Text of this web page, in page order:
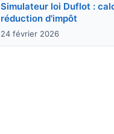
Simulateur loi Duflot :
réduction d'impôt
24 février 2026